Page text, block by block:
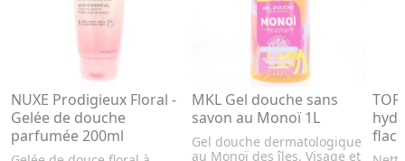
NUXE Prodigieux Floral -
Gelée de douche
parfumée 200ml
MKL Gel douche sans
savon au Monoï 1L
Gel douche dermatologique
au Monoï des îles. Visage et